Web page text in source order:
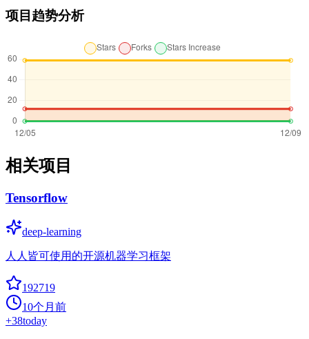
项目趋势分析
相关项目
Tensorflow
deep-learning
人人皆可使用的开源机器学习框架
192719
10个月前
+38today